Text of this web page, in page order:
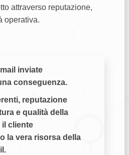
attraverso reputazione,
operativa.
inviate
conseguenza.
reputazione
e qualità della
il cliente
la vera risorsa della